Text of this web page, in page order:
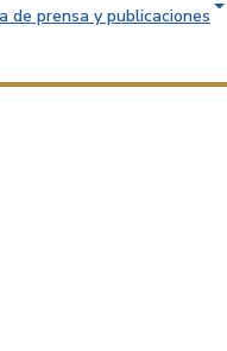
de prensa y publicaciones